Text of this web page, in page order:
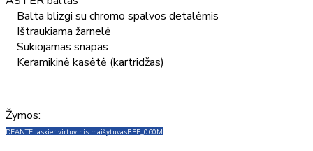
Balta blizgi su chromo spalvos detalėmis
Ištraukiama žarnelė
Sukiojamas snapas
Keramikinė kasėtė (kartridžas)
Žymos:
DEANTE Jaskier virtuvinis maišytuvasBEF_060M